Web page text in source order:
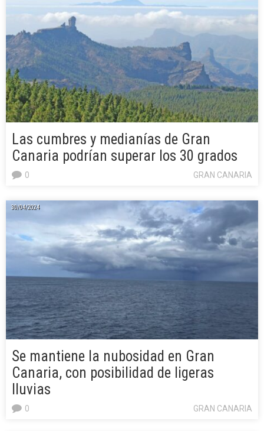
Las cumbres y medianías de Gran
Canaria podrían superar los 30 grados
GRAN CANARIA
0
30/04/2024
Se mantiene la nubosidad en Gran
Canaria, con posibilidad de ligeras
lluvias
GRAN CANARIA
0